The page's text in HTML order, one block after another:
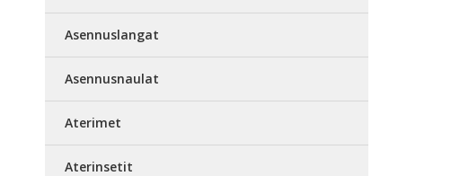
Asennuslangat
Asennusnaulat
Aterimet
Aterinsetit